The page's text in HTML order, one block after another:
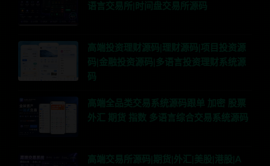
语言交易所|时间盘交易所源码
高端投资理财源码|理财源码|项目投资源
码|金融投资源码|多语言投资理财系统源
码
高端全品类交易系统源码跟单 加密 股票
外汇 期货 指数 多语言综合交易系统源码
高端交易所源码|期货|外汇|美股|港股|A